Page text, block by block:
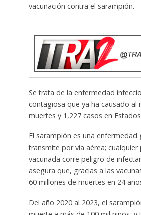
vacunación contra el sarampión.
Se trata de la enfermedad
contagiosa que ya ha causado al
muertes y 1,227 casos en
El sarampión es una enfermedad
transmite por vía aérea; cualquier
vacunada corre peligro de
asegura que, gracias a las
60 millones de muertes en 24
Del año 2020 al 2023, el